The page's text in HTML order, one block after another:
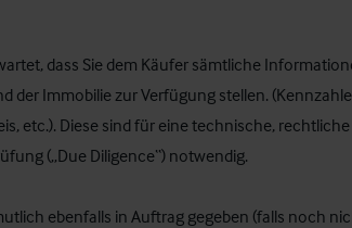
dass Sie dem Käufer sämtliche
der Immobilie zur Verfügung stellen.
etc.). Diese sind für eine technische,
(„Due Diligence“) notwendig.
ebenfalls in Auftrag gegeben (falls noch